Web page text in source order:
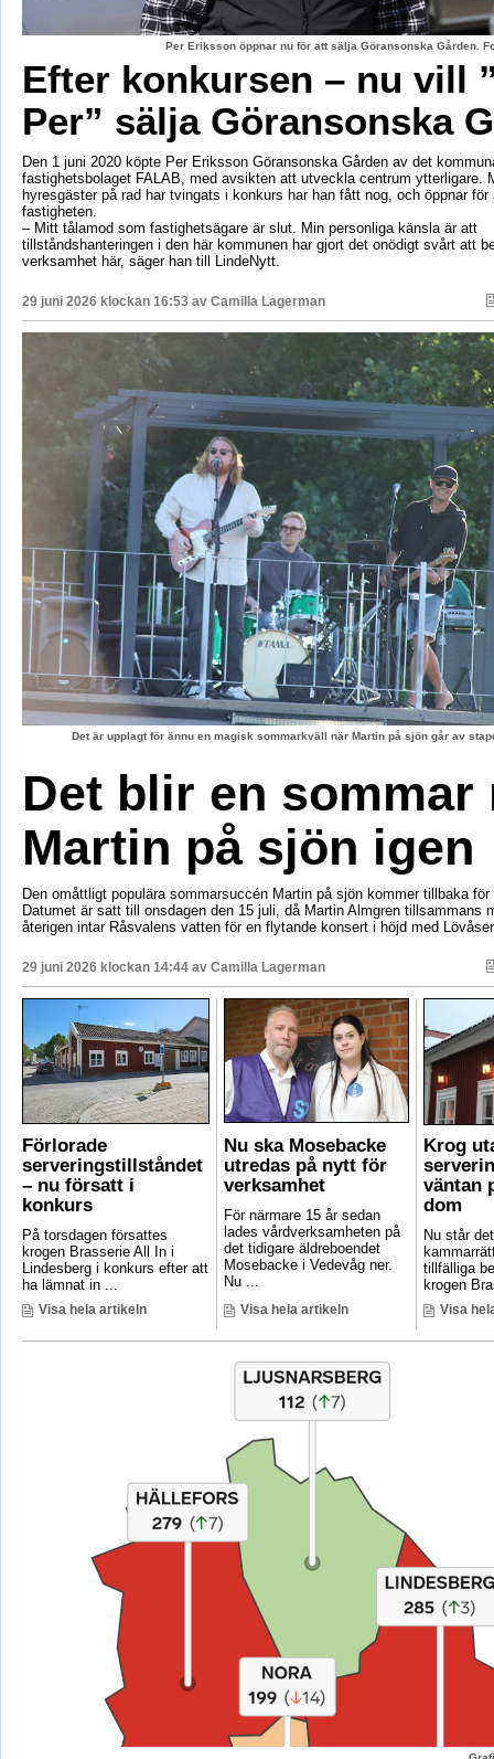
Per Eriksson öppnar nu för att sälja Göransonska Gården.
Efter konkursen – nu vill
Per” sälja Göransonska
Den 1 juni 2020 köpte Per Eriksson Göransonska Gården av det
fastighetsbolaget FALAB, med avsikten att utveckla centrum ytterligare.
hyresgäster på rad har tvingats i konkurs har han fått nog, och öppnar för
fastigheten.
– Mitt tålamod som fastighetsägare är slut. Min personliga känsla är att
tillståndshanteringen i den här kommunen har gjort det onödigt svårt att
verksamhet här, säger han till LindeNytt.
29 juni 2026 klockan 16:53 av Camilla Lagerman
Det är upplagt för ännu en magisk sommarkväll när Martin på sjön går av
Det blir en sommar
Martin på sjön igen
Den omåttligt populära sommarsuccén Martin på sjön kommer tillbaka
Datumet är satt till onsdagen den 15 juli, då Martin Almgren tillsammans
återigen intar Råsvalens vatten för en flytande konsert i höjd med
29 juni 2026 klockan 14:44 av Camilla Lagerman
Förlorade
serveringstillståndet
– nu försatt i
konkurs
På torsdagen försattes
krogen Brasserie All In i
Lindesberg i konkurs efter att
ha lämnat in ...
Visa hela artikeln
Nu ska Mosebacke
utredas på nytt för
verksamhet
För närmare 15 år sedan
lades vårdverksamheten på
det tidigare äldreboendet
Mosebacke i Vedevåg ner.
Nu ...
Visa hela artikeln
Krog
väntan
dom
Nu står
tillfälliga
krogen
Visa